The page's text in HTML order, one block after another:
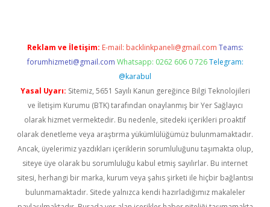
Reklam ve İletişim: E-mail: backlinkpaneli@gmail.com Teams:
forumhizmeti@gmail.com Whatsapp: 0262 606 0 726 Telegram:
@karabul
Yasal Uyarı: Sitemiz, 5651 Sayılı Kanun gereğince Bilgi Teknolojileri
ve İletişim Kurumu (BTK) tarafından onaylanmış bir Yer Sağlayıcı
olarak hizmet vermektedir. Bu nedenle, sitedeki içerikleri proaktif
olarak denetleme veya araştırma yükümlülüğümüz bulunmamaktadır.
Ancak, üyelerimiz yazdıkları içeriklerin sorumluluğunu taşımakta olup,
siteye üye olarak bu sorumluluğu kabul etmiş sayılırlar. Bu internet
sitesi, herhangi bir marka, kurum veya şahıs şirketi ile hiçbir bağlantısı
bulunmamaktadır. Sitede yalnızca kendi hazırladığımız makaleler